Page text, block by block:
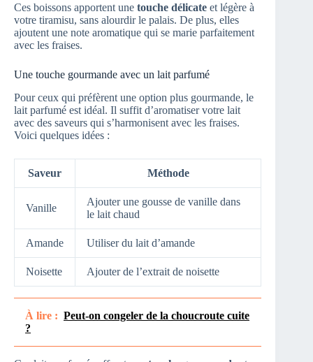
Ces boissons apportent une touche délicate et légère à
votre tiramisu, sans alourdir le palais. De plus, elles
ajoutent une note aromatique qui se marie parfaitement
avec les fraises.
Une touche gourmande avec un lait parfumé
Pour ceux qui préfèrent une option plus gourmande, le
lait parfumé est idéal. Il suffit d’aromatiser votre lait
avec des saveurs qui s’harmonisent avec les fraises.
Voici quelques idées :
Saveur Méthode
Vanille
Ajouter une gousse de vanille dans
le lait chaud
Amande Utiliser du lait d’amande
Noisette Ajouter de l’extrait de noisette
À lire : Peut-on congeler de la choucroute cuite
?